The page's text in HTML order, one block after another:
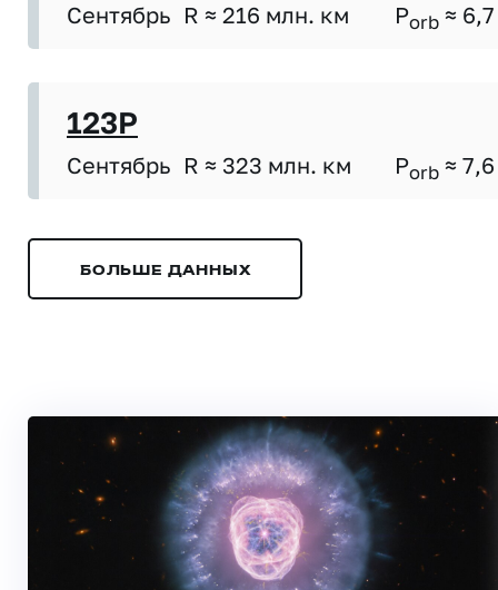
Сентябрь R ≈ 216 млн. км Porb ≈ 6,7
123P
Сентябрь R ≈ 323 млн. км Porb ≈ 7,6
БОЛЬШЕ ДАННЫХ